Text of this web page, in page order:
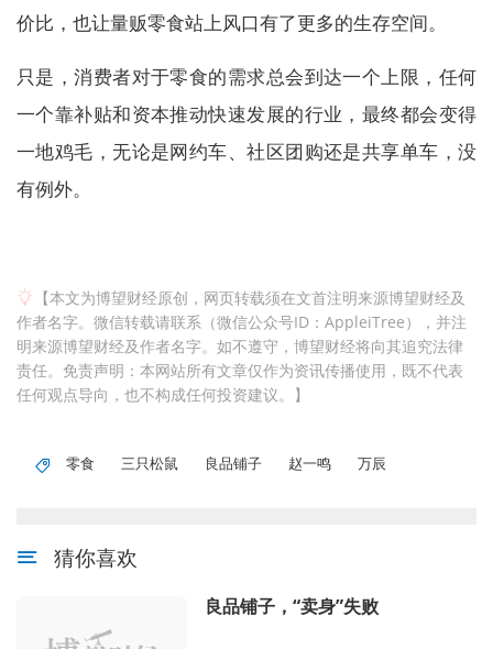
价比，也让量贩零食站上风口有了更多的生存空间。
只是，消费者对于零食的需求总会到达一个上限，任何
一个靠补贴和资本推动快速发展的行业，最终都会变得
一地鸡毛，无论是网约车、社区团购还是共享单车，没
有例外。
【本文为博望财经原创，网页转载须在文首注明来源博望财经及
作者名字。微信转载请联系（微信公众号ID：AppleiTree），并注
明来源博望财经及作者名字。如不遵守，博望财经将向其追究法律
责任。免责声明：本网站所有文章仅作为资讯传播使用，既不代表
任何观点导向，也不构成任何投资建议。】
零食 三只松鼠 良品铺子 赵一鸣 万辰
猜你喜欢
良品铺子，“卖身”失败